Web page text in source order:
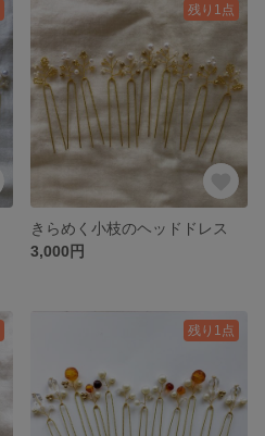
残り1点
きらめく小枝のヘッドドレス
3,000円
残り1点